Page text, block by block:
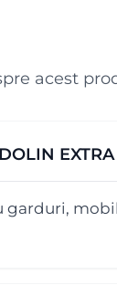
acest
EXTRA
garduri,